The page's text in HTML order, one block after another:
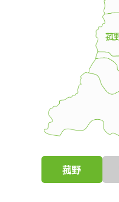
菰野